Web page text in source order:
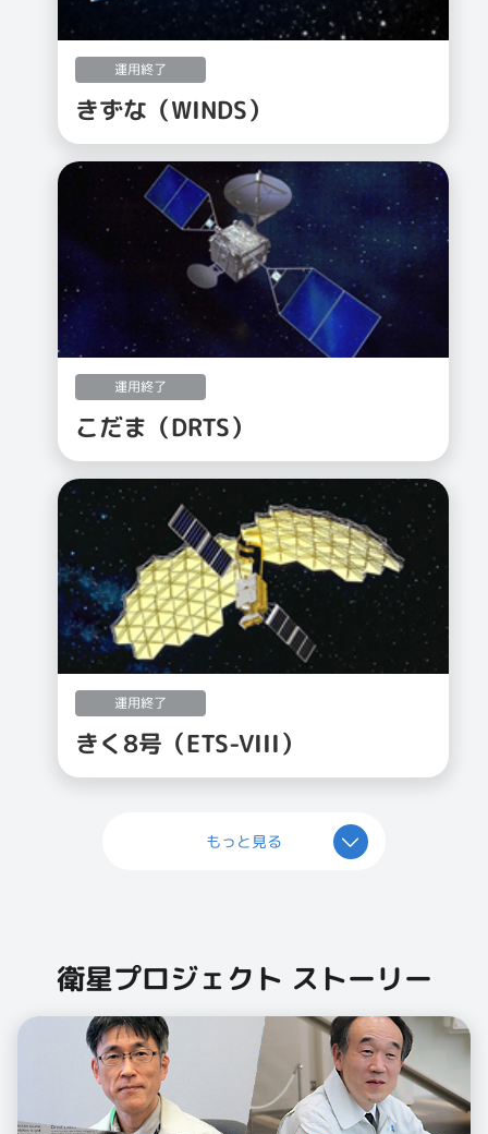
運用終了
きずな（WINDS）
運用終了
こだま（DRTS）
運用終了
きく8号（ETS-VIII）
もっと見る
衛星プロジェクト ストーリー